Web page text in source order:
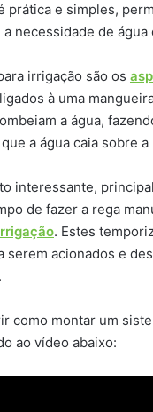
prática e simples,
necessidade de água
irrigação são os
à uma
a água,
a água caia sobre a
interessante,
de fazer a rega
. Estes
serem acionados e
como montar um
ao vídeo abaixo: